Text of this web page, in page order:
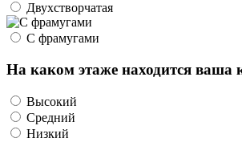
Двухстворчатая
С фрамугами
На каком этаже находится ваша
Высокий
Средний
Низкий